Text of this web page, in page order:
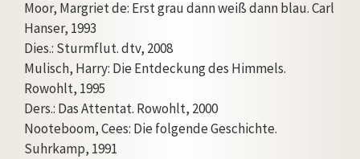
Moor, Margriet de: Erst grau dann weiß dann blau. Carl
Hanser, 1993
Dies.: Sturmflut. dtv, 2008
Mulisch, Harry: Die Entdeckung des Himmels.
Rowohlt, 1995
Ders.: Das Attentat. Rowohlt, 2000
Nooteboom, Cees: Die folgende Geschichte.
Suhrkamp, 1991